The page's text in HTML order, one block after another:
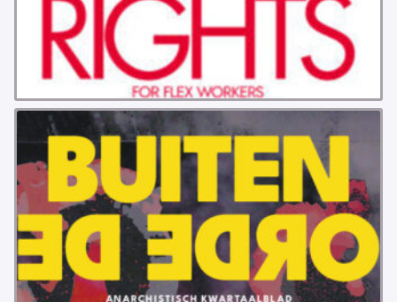
LEUVENSE ANARCHISTISCHE GROEP
VB BELGIË
VB UTRECHT
VB FRIESLAND
VB WEST-FRIESLAND
ZWARTE MUGGEN
WERKGROEP ARBEID